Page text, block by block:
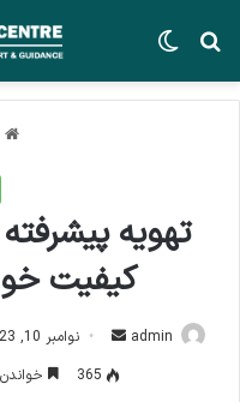
جستجو برایتغییر پوسته
تهویه
کیفیت
admin
ارسال
ایمیل
نوامبر 10, 2023
365
خواندن این